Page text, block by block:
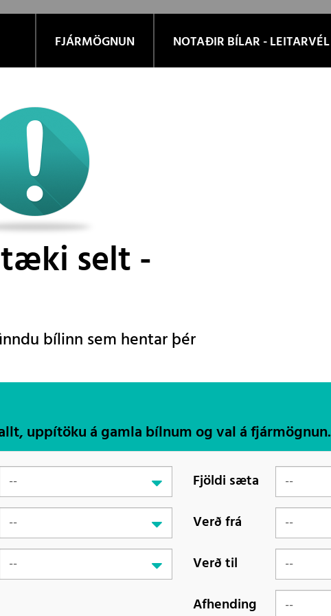
FJÁRMÖGNUN NOTAÐIR BÍLAR - LEITARVÉL
selt
bílinn sem hentar þér
uppítöku á gamla bílnum og val á fjármögnun.
Fjöldi sæta
Verð frá
Verð til
Afhending